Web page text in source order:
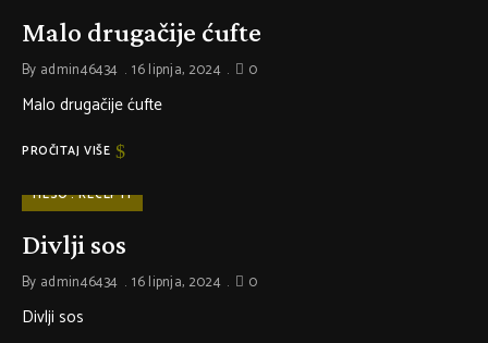
Malo drugačije ćufte
By admin46434 16 lipnja, 2024 0
Malo drugačije ćufte
PROČITAJ VIŠE
MESO RECEPTI
Divlji sos
By admin46434 16 lipnja, 2024 0
Divlji sos